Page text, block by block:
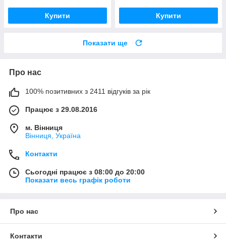
Купити Купити
Показати ще
Про нас
100% позитивних з 2411 відгуків за рік
Працює з 29.08.2016
м. Вінниця
Вінниця, Україна
Контакти
Сьогодні працює з 08:00 до 20:00
Показати весь графік роботи
Про нас
Контакти